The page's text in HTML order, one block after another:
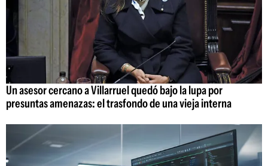
Un asesor cercano a Villarruel quedó bajo la lupa por
presuntas amenazas: el trasfondo de una vieja interna